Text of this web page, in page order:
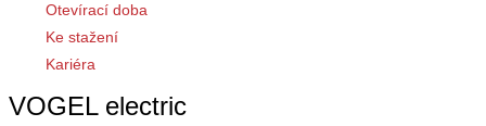
Otevírací doba
Ke stažení
Kariéra
VOGEL electric